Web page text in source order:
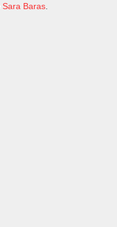
Sara Baras